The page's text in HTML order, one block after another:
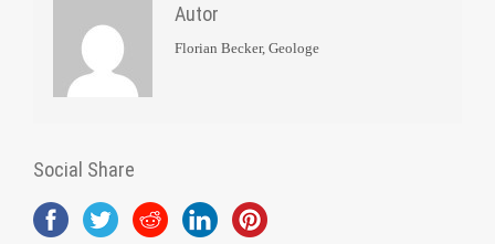
Autor
Florian Becker, Geologe
Social Share